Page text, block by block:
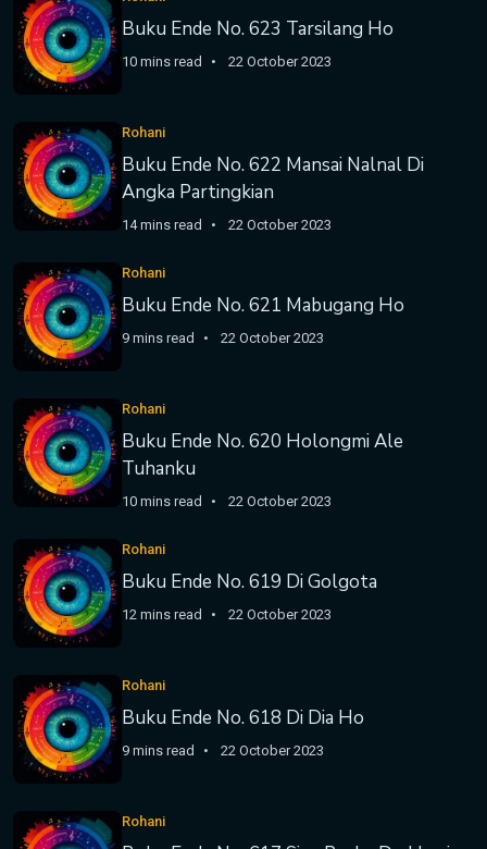
Buku Ende No. 623 Tarsilang Ho
10 mins read 22 October 2023
Rohani
Buku Ende No. 622 Mansai Nalnal Di
Angka Partingkian
14 mins read 22 October 2023
Rohani
Buku Ende No. 621 Mabugang Ho
9 mins read 22 October 2023
Rohani
Buku Ende No. 620 Holongmi Ale
Tuhanku
10 mins read 22 October 2023
Rohani
Buku Ende No. 619 Di Golgota
12 mins read 22 October 2023
Rohani
Buku Ende No. 618 Di Dia Ho
9 mins read 22 October 2023
Rohani